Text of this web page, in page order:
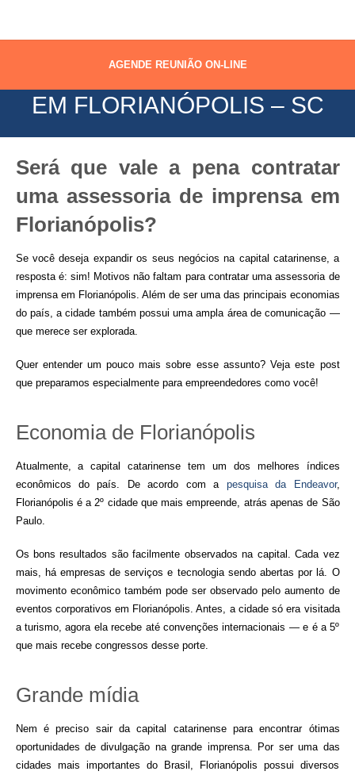
AGENDE REUNIÃO ON-LINE
ASSESSORIA DE IMPRENSA
EM FLORIANÓPOLIS – SC
Será que vale a pena contratar
uma assessoria de imprensa em
Florianópolis?
Se você deseja expandir os seus negócios na capital catarinense, a
resposta é: sim! Motivos não faltam para contratar uma assessoria de
imprensa em Florianópolis. Além de ser uma das principais economias
do país, a cidade também possui uma ampla área de comunicação —
que merece ser explorada.
Quer entender um pouco mais sobre esse assunto? Veja este post
que preparamos especialmente para empreendedores como você!
Economia de Florianópolis
Atualmente, a capital catarinense tem um dos melhores índices
econômicos do país. De acordo com a pesquisa da Endeavor,
Florianópolis é a 2º cidade que mais empreende, atrás apenas de São
Paulo.
Os bons resultados são facilmente observados na capital. Cada vez
mais, há empresas de serviços e tecnologia sendo abertas por lá. O
movimento econômico também pode ser observado pelo aumento de
eventos corporativos em Florianópolis. Antes, a cidade só era visitada
a turismo, agora ela recebe até convenções internacionais — e é a 5º
que mais recebe congressos desse porte.
Grande mídia
Nem é preciso sair da capital catarinense para encontrar ótimas
oportunidades de divulgação na grande imprensa. Por ser uma das
cidades mais importantes do Brasil, Florianópolis possui diversos